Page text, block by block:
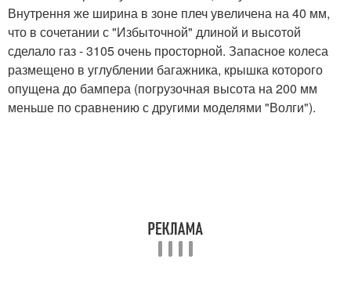
Внутрення же ширина в зоне плеч увеличена на 40 мм,
что в сочетании с "Избыточной" длиной и высотой
сделало газ - 3105 очень просторной. Запасное колеса
размещено в углублении багажника, крышка которого
опущена до бампера (погрузочная высота на 200 мм
меньше по сравнению с другими моделями "Волги").